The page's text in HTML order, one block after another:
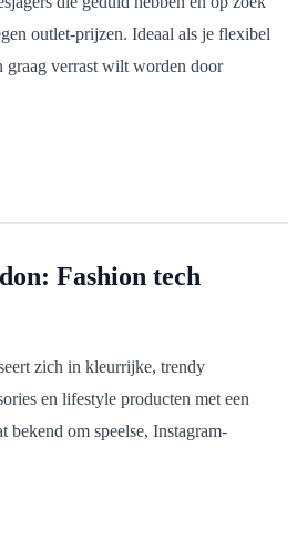
outlet-prijzen. Ideaal als je flexibel
graag verrast wilt worden door
Fashion tech
zich in kleurrijke, trendy
en lifestyle producten met een
bekend om speelse, Instagram-